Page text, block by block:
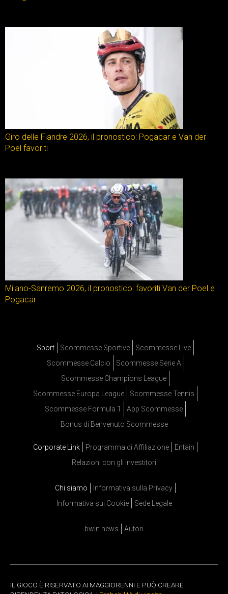
Giro delle Fiandre 2026, il pronostico: Pogacar e Van der
Poel favoriti
Milano-Sanremo 2026, il pronostico: favoriti Van der Poel e
Pogacar
Sport Scommesse Sportive
Scommesse Live
Scommesse Calcio
Scommesse Serie A
Scommesse Champions League
Scommesse Europa League
Scommesse Tennis
Scommesse Formula 1
App Scommesse
Bonus di Benvenuto Scommesse
Corporate Link Programma di Affiliazione
Entain
Relazioni con gli investitori
Chi siamo
Informativa sulla Privacy
Informativa sui Cookie
Sede Legale
bwin news Autori
IL GIOCO È RISERVATO AI MAGGIORENNI E PUÒ CREARE